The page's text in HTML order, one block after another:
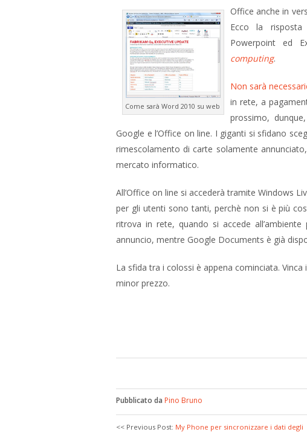
Come sarà Word 2010 su web
Office anche in
Ecco la risposta
Powerpoint ed
computing.
Non sarà
in rete, a
prossimo,
Google e l’Office on line. I giganti si sfidano
rimescolamento di carte solamente
mercato informatico.
All’Office on line si accederà tramite Windows
per gli utenti sono tanti, perchè non si è più
ritrova in rete, quando si accede
annuncio, mentre Google Documents è già
La sfida tra i colossi è appena cominciata.
minor prezzo.
Pubblicato da Pino Bruno
<< Previous Post: My Phone per sincronizzare i dati degli